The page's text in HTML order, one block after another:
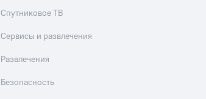
Спутниковое ТВ
Сервисы и развлечения
Развлечения
Безопасность